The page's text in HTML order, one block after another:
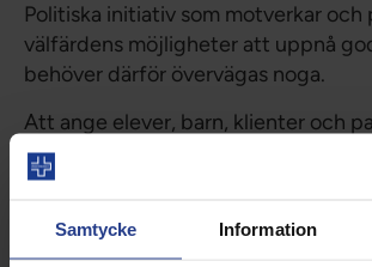
Samtycke Information
Politiska initiativ som motverkar och
välfärdens möjligheter att uppnå
behöver därför övervägas noga.
Att ange elever, barn, klienter och
kommer att avskräcka människor
samhällets stöd. Det kommer leda
Vi ifrågasätter inte Polisen eller